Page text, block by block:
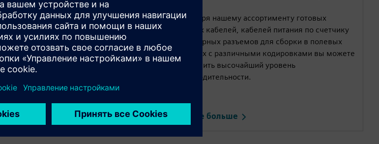
оптоволоконных кабелей из
и PCF предлагает широкий спектр
настройки сетевых структур со
25 Гбит/с.
Благодаря нашему ассортименту готовых
силовых кабелей, кабелей питания по счетчику
и штекерных разъемов для сборки в полевых
условиях с различными кодировками вы можете
обеспечить высочайший уровень
производительности.
Узнайте больше